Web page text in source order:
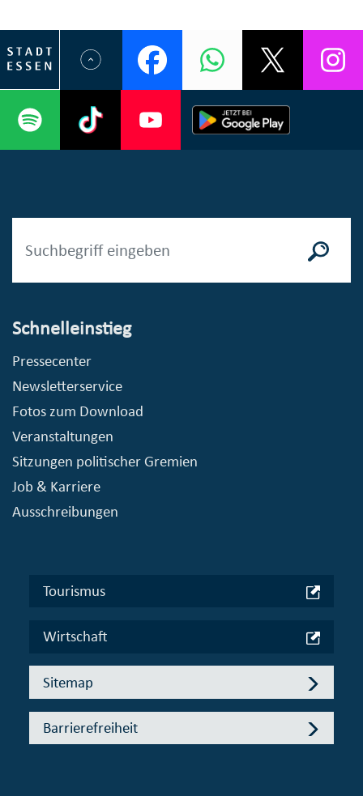
Schnelleinstieg
Pressecenter
Newsletterservice
Fotos zum Download
Veranstaltungen
Sitzungen politischer Gremien
Job & Karriere
Ausschreibungen
Tourismus
Wirtschaft
Sitemap
Barrierefreiheit